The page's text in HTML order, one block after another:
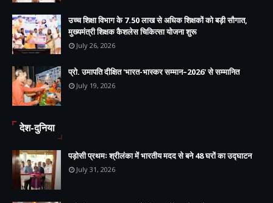
उच्च शिक्षा विभाग के 7.50 लाख से अधिक शिक्षकों को बड़ी सौगात,
मुख्यमंत्री शिक्षक कैशलेस चिकित्सा योजना शुरू
July 26, 2026
प्रो. उमापति दीक्षित 'भारत-भास्कर सम्मान–2026' से सम्मानित
July 19, 2026
देश-दुनिया
पड़ोसी प्रथमः श्रीलंका में भारतीय मदद से बने 48 घरों का उद्घाटन
July 31, 2026